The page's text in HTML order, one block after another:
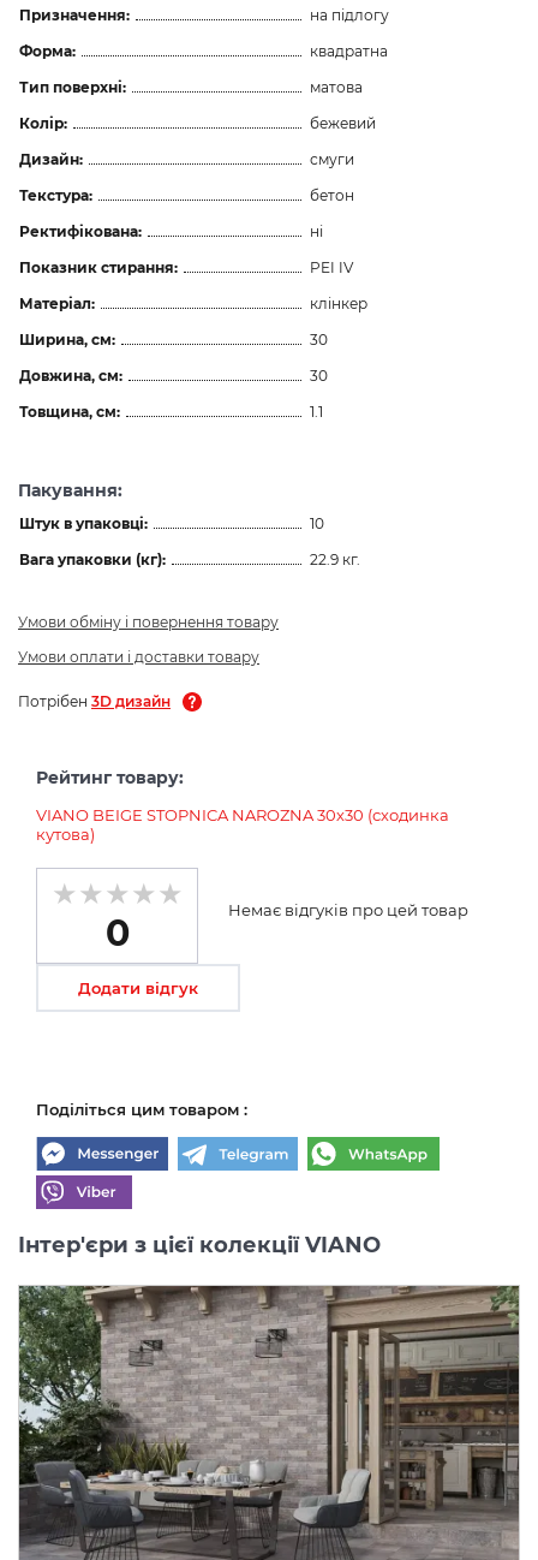
Призначення:
на підлогу
Форма:
квадратна
Тип поверхні:
матова
Колір:
бежевий
Дизайн:
смуги
Текстура:
бетон
Ректифікована:
ні
Показник стирання:
PEI IV
Матеріал:
клінкер
Ширина, см:
30
Довжина, см:
30
Товщина, см:
1.1
Пакування:
Штук в упаковці:
10
Вага упаковки (кг):
22.9 кг.
Умови обміну і повернення товару
Умови оплати і доставки товару
Потрібен 3D дизайн
Рейтинг товару:
VIANO BEIGE STOPNICA NAROZNA 30х30 (сходинка
кутова)
0
Немає відгуків про цей товар
Додати відгук
Поділіться цим товаром :
Інтер'єри з цієї колекції VIANO